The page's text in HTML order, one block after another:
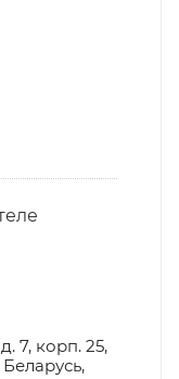
7, корп. 25,